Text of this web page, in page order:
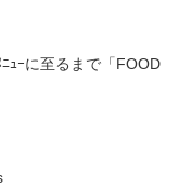
ｭｰに至るまで「FOOD